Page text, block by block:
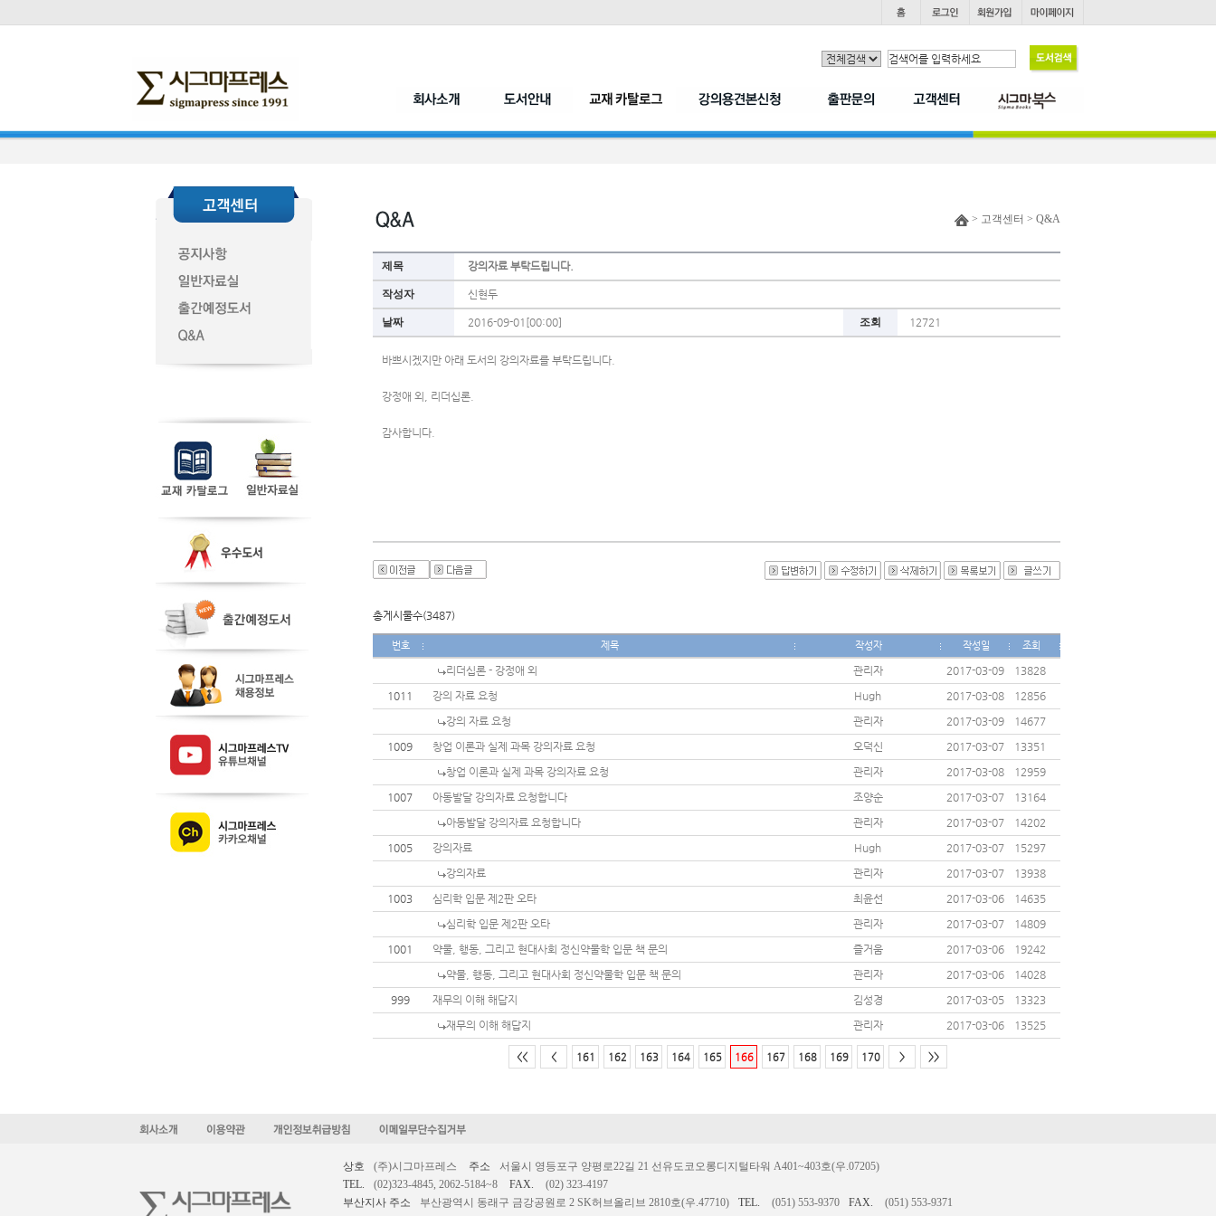
> 고객센터 > Q&A
제목 강의자료 부탁드립니다.
작성자 신현두
날짜 2016-09-01[00:00] 조회 12721
바쁘시겠지만 아래 도서의 강의자료를 부탁드립니다.
강정애 외, 리더십론.
감사합니다.
총게시물수(3487)
번호 제목 작성자 작성일 조회
리더십론 - 강정애 외 관리자 2017-03-09
13828
1011
강의 자료 요청 Hugh 2017-03-08
12856
강의 자료 요청
관리자 2017-03-09
14677
1009
창업 이론과 실제 과목 강의자료 요청 오덕신 2017-03-07
13351
창업 이론과 실제 과목 강의자료 요청
관리자 2017-03-08
12959
1007
아동발달 강의자료 요청합니다 조양순 2017-03-07
13164
아동발달 강의자료 요청합니다
관리자 2017-03-07
14202
1005
강의자료 Hugh 2017-03-07
15297
강의자료
관리자 2017-03-07
13938
1003
심리학 입문 제2판 오타 최윤선 2017-03-06
14635
심리학 입문 제2판 오타
관리자 2017-03-07
14809
1001
약물, 행동, 그리고 현대사회 정신약물학 입문 책 문의 즐거움 2017-03-06
19242
약물, 행동, 그리고 현대사회 정신약물학 입문 책 문의
관리자 2017-03-06
14028
999
재무의 이해 해답지 김성경 2017-03-05
13323
재무의 이해 해답지
관리자 2017-03-06 13525
<< < 161 162 163 164 165 166 167 168 169 170 > >>
상호 (주)시그마프레스 주소
서울시 영등포구 양평로22길 21 선유도코오롱디지털타워 A401~403호(우.07205)
TEL.
(02)323-4845, 2062-5184~8 FAX.
(02) 323-4197
부산지사 주소
부산광역시 동래구 금강공원로 2 SK허브올리브 2810호(우.47710) TEL. (051) 553-9370 FAX.
(051) 553-9371